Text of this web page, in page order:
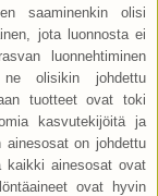
saaminenkin olisi
jota luonnosta ei
luonnehtiminen
ne olisikin johdettu
tuotteet ovat toki
kasvutekijöitä ja
ainesosat on johdettu
kaikki ainesosat ovat
ovat hyvin